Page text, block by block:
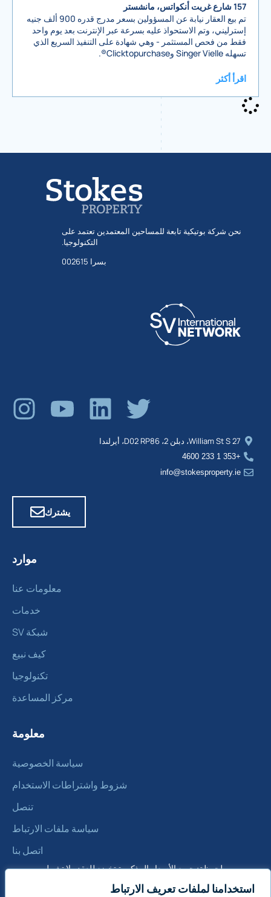
استخدامنا لملفات تعريف الارتباط
157 شارع غريت أنكواتس، مانشستر
تم بيع العقار نيابة عن المسؤولين بسعر مدرج قدره 900 ألف جنيه
إسترليني، وتم الاستحواذ عليه بسرعة عبر الإنترنت بعد يوم واحد
فقط من فحص المستثمر - وهي شهادة على التنفيذ السريع الذي
تسهله Singer Vielle وClicktopurchase®.
اقرأ أكثر
نحن شركة بوتيكية تابعة للمساحين المعتمدين تعتمد على
التكنولوجيا.
بسرا 002615
موارد
معلومات عنا
خدمات
شبكة SV
كيف نبيع
تكنولوجيا
مركز المساعدة
معلومة
سياسة الخصوصية
شزوط واشتراطات الاستخدام
تنصل
سياسة ملفات الارتباط
اتصل بنا
27 William St S، دبلن 2، D02 RP86، أيرلندا
+353 1 233 4600
info@stokesproperty.ie
يشترك
ملحوظة: جميع الأسعار المذكورة تخضع للعقد ولا تشمل
ضريبة القيمة المضافة